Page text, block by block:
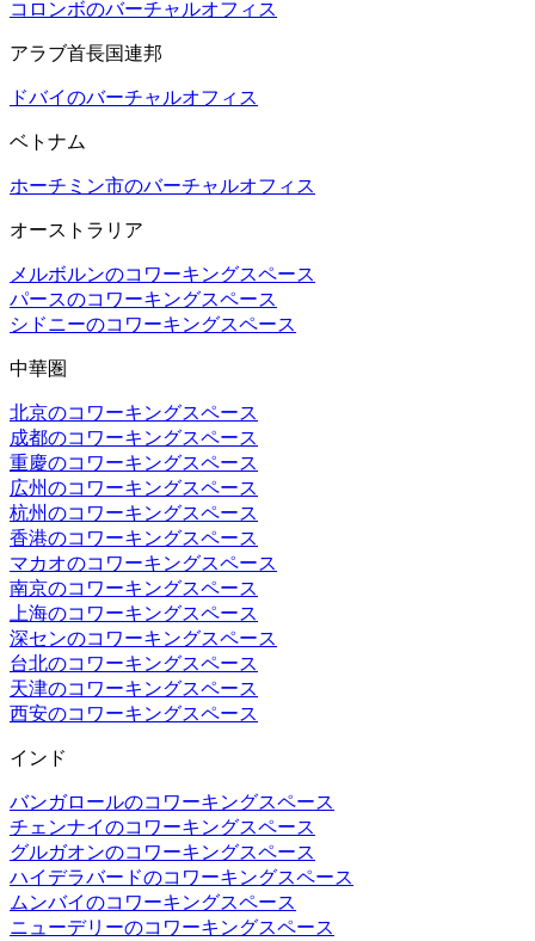
コロンボのバーチャルオフィス
アラブ首長国連邦
ドバイのバーチャルオフィス
ベトナム
ホーチミン市のバーチャルオフィス
オーストラリア
メルボルンのコワーキングスペース
パースのコワーキングスペース
シドニーのコワーキングスペース
中華圏
北京のコワーキングスペース
成都のコワーキングスペース
重慶のコワーキングスペース
広州のコワーキングスペース
杭州のコワーキングスペース
香港のコワーキングスペース
マカオのコワーキングスペース
南京のコワーキングスペース
上海のコワーキングスペース
深センのコワーキングスペース
台北のコワーキングスペース
天津のコワーキングスペース
西安のコワーキングスペース
インド
バンガロールのコワーキングスペース
チェンナイのコワーキングスペース
グルガオンのコワーキングスペース
ハイデラバードのコワーキングスペース
ムンバイのコワーキングスペース
ニューデリーのコワーキングスペース